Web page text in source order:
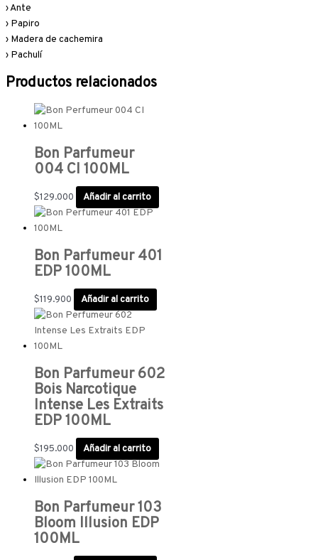
› Ante
› Papiro
› Madera de cachemira
› Pachulí
Productos relacionados
Bon Parfumeur
004 CI 100ML
$129.000 Añadir al carrito
Bon Parfumeur 401
EDP 100ML
$119.900 Añadir al carrito
Bon Parfumeur 602
Bois Narcotique
Intense Les Extraits
EDP 100ML
$195.000 Añadir al carrito
Bon Parfumeur 103
Bloom Illusion EDP
100ML